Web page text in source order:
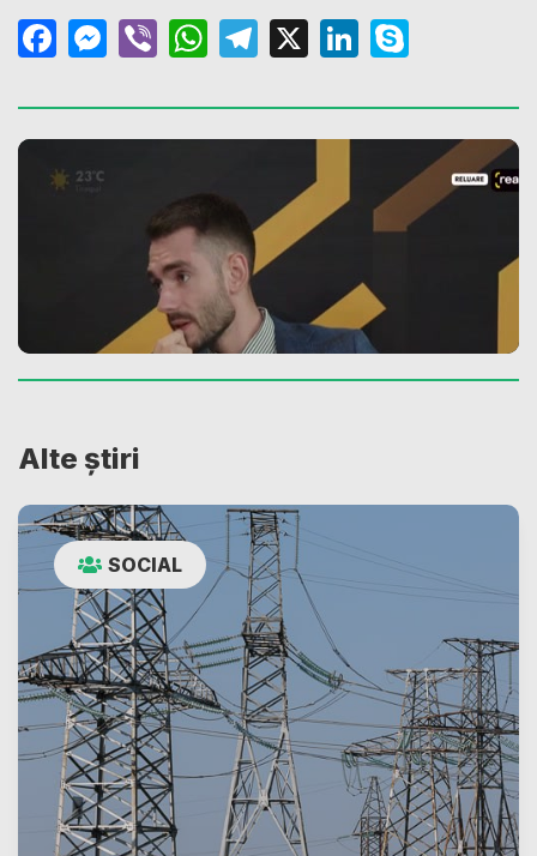
Facebook
Messenger
ViberWhatsApp
Telegram
X LinkedIn
Alte știri
SOCIAL